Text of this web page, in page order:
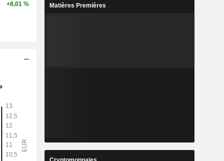
+8,01 % Matières Premières